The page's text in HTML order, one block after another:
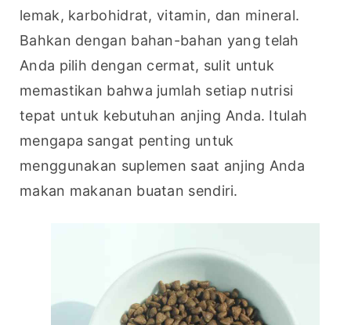
lemak, karbohidrat, vitamin, dan mineral.
Bahkan dengan bahan-bahan yang telah
Anda pilih dengan cermat, sulit untuk
memastikan bahwa jumlah setiap nutrisi
tepat untuk kebutuhan anjing Anda. Itulah
mengapa sangat penting untuk
menggunakan suplemen saat anjing Anda
makan makanan buatan sendiri.